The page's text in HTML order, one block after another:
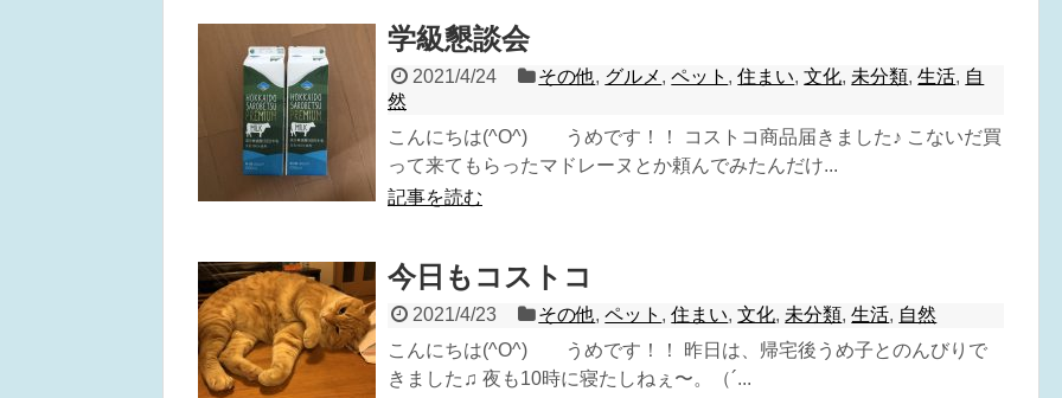
学級懇談会
2021/4/24 その他, グルメ ,ペット ,住まい,文化, 未分類,生活, 自
然
こんにちは(^O^) うめです！！ コストコ商品届きました♪ こないだ買
って来てもらったマドレーヌとか頼んでみたんだけ...
記事を読む
今日もコストコ
2021/4/23 その他,ペット ,住まい,文化, 未分類,生活, 自然
こんにちは(^O^) うめです！！ 昨日は、帰宅後うめ子とのんびりで
きました♫ 夜も10時に寝たしねぇ〜。（´...